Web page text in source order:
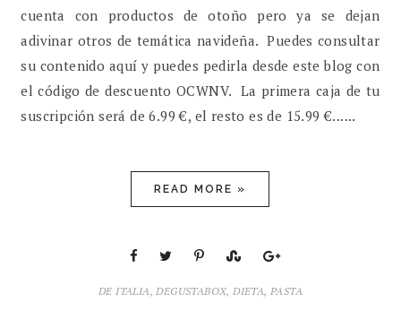
cuenta con productos de otoño pero ya se dejan
adivinar otros de temática navideña. Puedes consultar
su contenido aquí y puedes pedirla desde este blog con
el código de descuento OCWNV. La primera caja de tu
suscripción será de 6.99 €, el resto es de 15.99 €......
READ MORE »
DE ITALIA , DEGUSTABOX, DIETA, PASTA